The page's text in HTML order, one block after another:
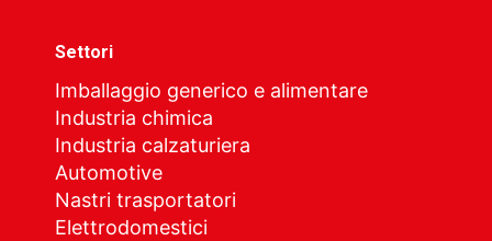
Settori
Imballaggio generico e alimentare
Industria chimica
Industria calzaturiera
Automotive
Nastri trasportatori
Elettrodomestici